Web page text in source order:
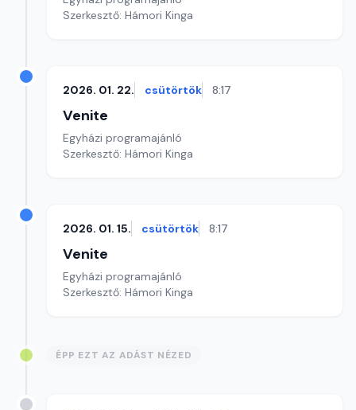
Szerkesztő: Hámori Kinga
2026. 01. 22. csütörtök 8:17
Venite
Egyházi programajánló
Szerkesztő: Hámori Kinga
2026. 01. 15. csütörtök 8:17
Venite
Egyházi programajánló
Szerkesztő: Hámori Kinga
ÉPP EZT AZ ADÁST NÉZED